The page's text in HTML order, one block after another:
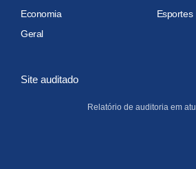
Economia
Esportes
Geral
Site auditado
Relatório de auditoria em